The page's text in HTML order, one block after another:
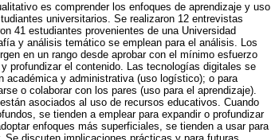
es comprender los enfoques de aprendizaje y uso
universitarios. Se realizaron 12 entrevistas
41 estudiantes provenientes de una Universidad
y análisis temático se emplean para el análisis. Los
en un rango desde aprobar con el mínimo esfuerzo
profundizar el contenido. Las tecnologías digitales se
académica y administrativa (uso logístico); o para
o colaborar con los pares (uso para el aprendizaje).
asociados al uso de recursos educativos. Cuando
se tienden a emplear para expandir o profundizar
enfoques más superficiales, se tienden a usar para